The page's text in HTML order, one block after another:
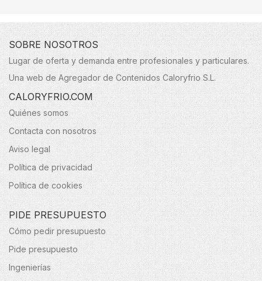
SOBRE NOSOTROS
Lugar de oferta y demanda entre profesionales y particulares.
Una web de Agregador de Contenidos Caloryfrio S.L.
CALORYFRIO.COM
Quiénes somos
Contacta con nosotros
Aviso legal
Política de privacidad
Política de cookies
PIDE PRESUPUESTO
Cómo pedir presupuesto
Pide presupuesto
Ingenierías